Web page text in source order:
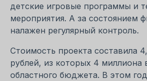
детские игровые программы и
мероприятия. А за состоянием
налажен регулярный контроль.
Стоимость проекта составила
рублей, из которых 4 миллиона
областного бюджета. В этом